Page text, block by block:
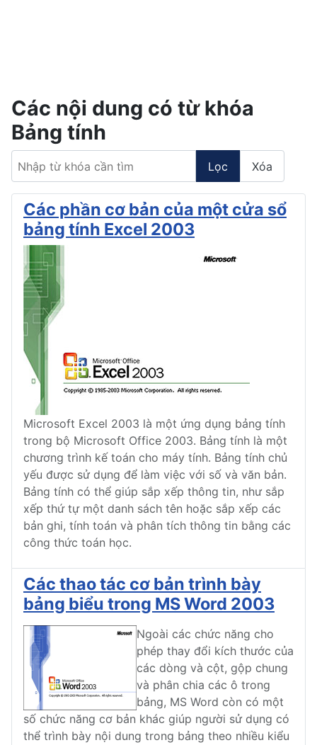
Các nội dung có từ khóa
Bảng tính
Nhập từ khóa cần tìm
Lọc Xóa
Các phần cơ bản của một cửa sổ
bảng tính Excel 2003
Microsoft Excel 2003 là một ứng dụng bảng tính
trong bộ Microsoft Office 2003. Bảng tính là một
chương trình kế toán cho máy tính. Bảng tính chủ
yếu được sử dụng để làm việc với số và văn bản.
Bảng tính có thể giúp sắp xếp thông tin, như sắp
xếp thứ tự một danh sách tên hoặc sắp xếp các
bản ghi, tính toán và phân tích thông tin bằng các
công thức toán học.
Các thao tác cơ bản trình bày
bảng biểu trong MS Word 2003
Ngoài các chức năng cho
phép thay đổi kích thước của
các dòng và cột, gộp chung
và phân chia các ô trong
bảng, MS Word còn có một
số chức năng cơ bản khác giúp người sử dụng có
thể trình bày nội dung trong bảng theo nhiều kiểu